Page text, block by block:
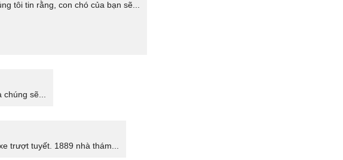
tôi tin rằng, con chó của bạn sẽ...
sẽ...
trượt tuyết. 1889 nhà thám...